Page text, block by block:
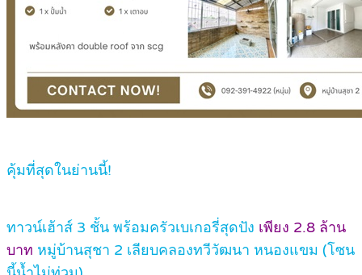
คุ้มที่สุดในย่านนี้!
ทาวน์เฮ้าส์ 3 ชั้น พร้อมครัวเบเกอรี่สุดปัง เพียง 2.8 ล้าน
บาท หมู่บ้านสุชา 2 เลียบคลองทวีวัฒนา หนองแขม (โซน